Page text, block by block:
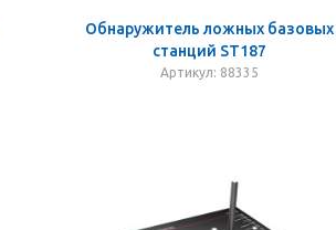
Обнаружитель ложных базовых
станций ST187
Артикул: 88335